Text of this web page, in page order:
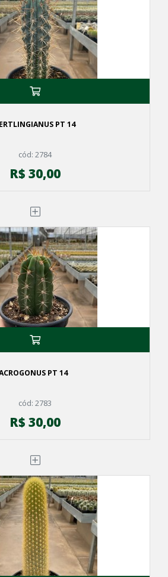
PT 14
cód: 2784
R$ 30,00
PT 14
cód: 2783
R$ 30,00